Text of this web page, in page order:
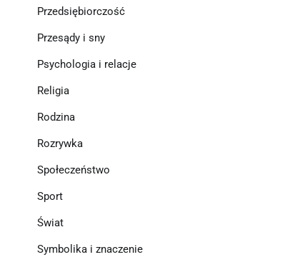
Przedsiębiorczość
Przesądy i sny
Psychologia i relacje
Religia
Rodzina
Rozrywka
Społeczeństwo
Sport
Świat
Symbolika i znaczenie